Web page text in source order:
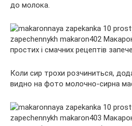
до молока.
Коли сир трохи розчиниться,
видно на фото молочно-сирна